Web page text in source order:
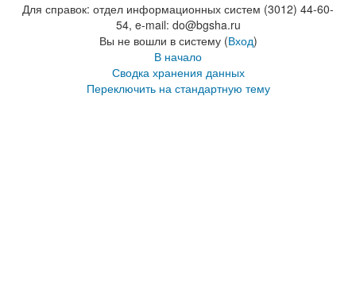
Для справок: отдел информационных систем (3012) 44-60-
54, e-mail: do@bgsha.ru
Вы не вошли в систему (Вход)
В начало
Сводка хранения данных
Переключить на стандартную тему